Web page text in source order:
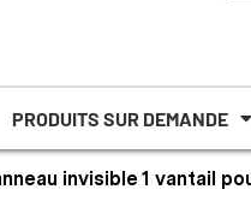
PRODUITS SUR DEMANDE
invisible 1 vantail